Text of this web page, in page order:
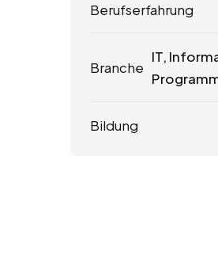
Berufserfahrung
Branche
IT,
Bildung